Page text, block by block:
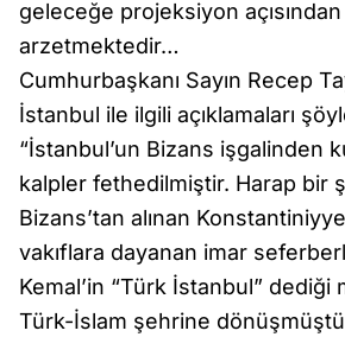
geleceğe projeksiyon
arzetmektedir…
Cumhurbaşkanı Sayın Recep
İstanbul ile ilgili açıklamaları
“İstanbul’un Bizans işgalinden
kalpler fethedilmiştir. Harap bir
Bizans’tan alınan
vakıflara dayanan imar
Kemal’in “Türk İstanbul” dediği
Türk-İslam şehrine